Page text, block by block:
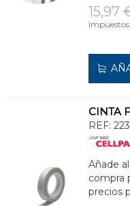
15,97
REF:
Añade
compra
precios